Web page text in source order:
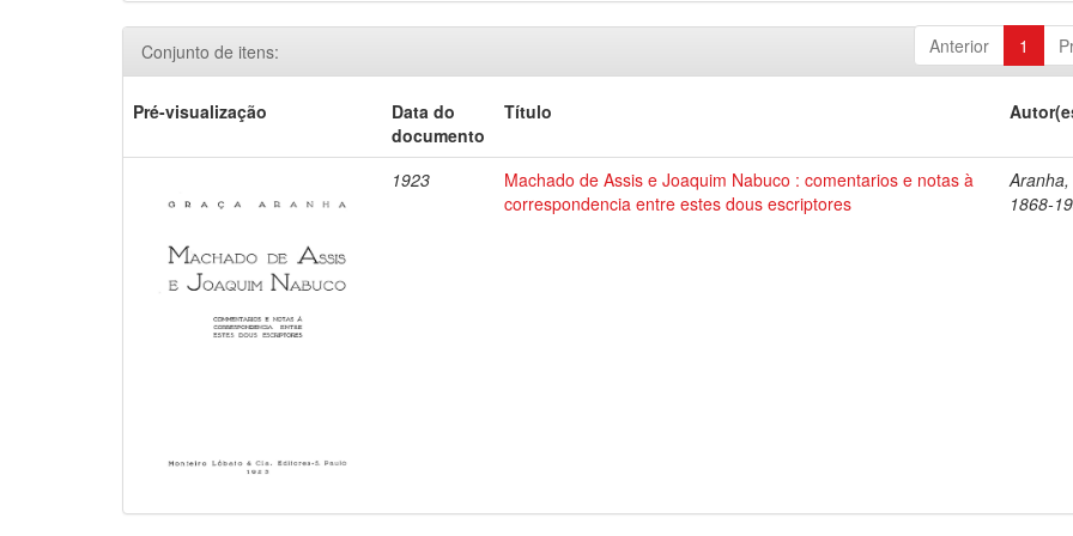
Anterior 1
Conjunto de itens:
Pré-visualização
Data do
documento
Título
1923
Machado de Assis e Joaquim Nabuco : comentarios e notas à
correspondencia entre estes dous escriptores
1868-